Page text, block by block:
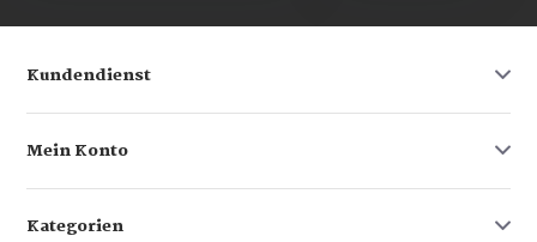
Kundendienst
Mein Konto
Kategorien